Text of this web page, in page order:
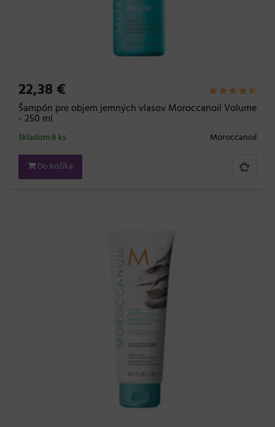
22,38 €
Šampón pre objem jemných vlasov Moroccanoil Volume
- 250 ml
Moroccanoil
Skladom 8 ks
Do košíka